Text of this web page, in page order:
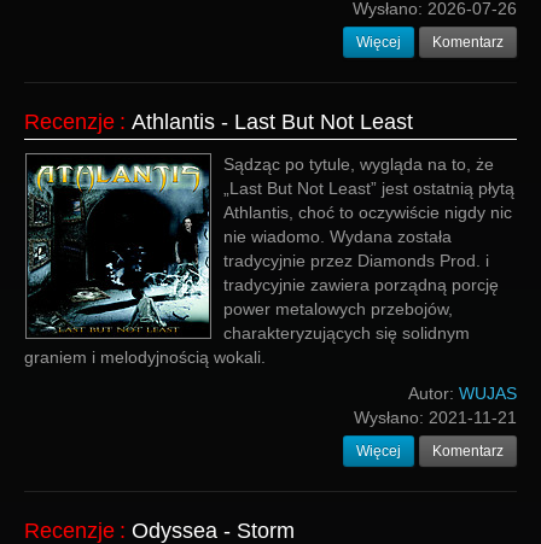
Wysłano: 2026-07-26
Więcej Komentarz
Recenzje : Athlantis - Last But Not Least
Sądząc po tytule, wygląda na to, że
„Last But Not Least” jest ostatnią płytą
Athlantis, choć to oczywiście nigdy nic
nie wiadomo. Wydana została
tradycyjnie przez Diamonds Prod. i
tradycyjnie zawiera porządną porcję
power metalowych przebojów,
charakteryzujących się solidnym
graniem i melodyjnością wokali.
Autor: WUJAS
Wysłano: 2021-11-21
Więcej Komentarz
Recenzje : Odyssea - Storm